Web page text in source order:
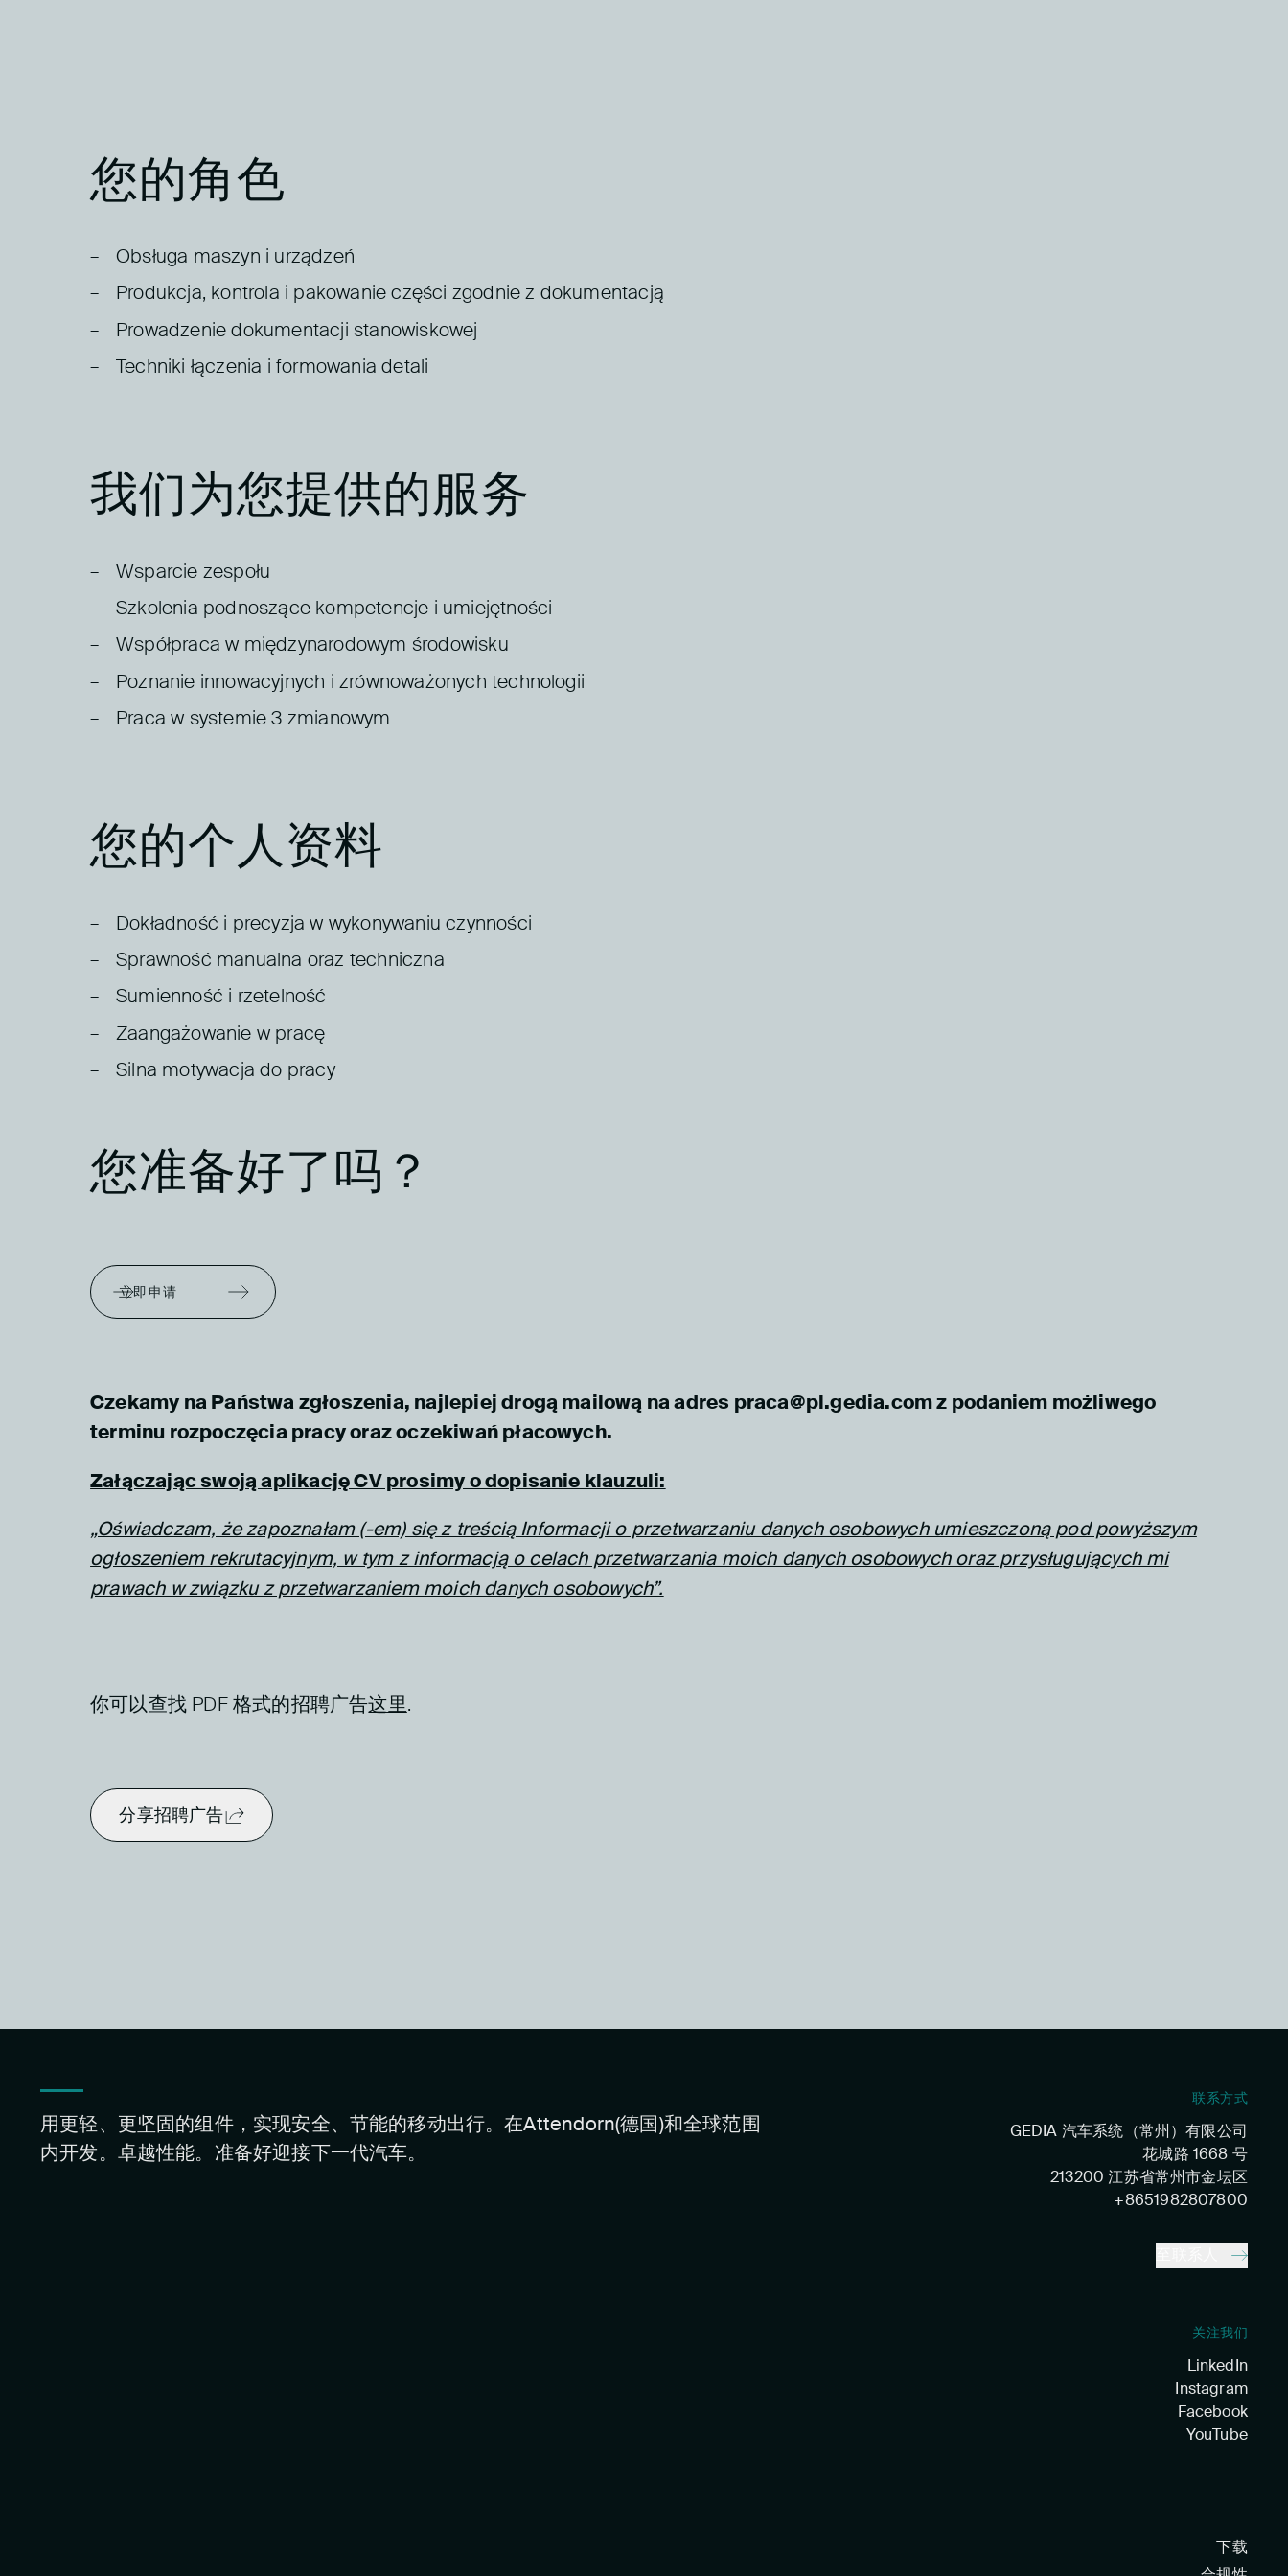
您的角色
Obsługa maszyn i urządzeń
Produkcja, kontrola i pakowanie części zgodnie z dokumentacją
Prowadzenie dokumentacji stanowiskowej
Techniki łączenia i formowania detali
我们为您提供的服务
Wsparcie zespołu
Szkolenia podnoszące kompetencje i umiejętności
Współpraca w międzynarodowym środowisku
Poznanie innowacyjnych i zrównoważonych technologii
Praca w systemie 3 zmianowym
您的个人资料
Dokładność i precyzja w wykonywaniu czynności
Sprawność manualna oraz techniczna
Sumienność i rzetelność
Zaangażowanie w pracę
Silna motywacja do pracy
您准备好了吗？
立即申请
Czekamy na Państwa zgłoszenia, najlepiej drogą mailową na adres praca@pl.gedia.com z podaniem możliwego
terminu rozpoczęcia pracy oraz oczekiwań płacowych.
Załączając swoją aplikację CV prosimy o dopisanie klauzuli:
„Oświadczam, że zapoznałam (-em) się z treścią Informacji o przetwarzaniu danych osobowych umieszczoną pod powyższym
ogłoszeniem rekrutacyjnym, w tym z informacją o celach przetwarzania moich danych osobowych oraz przysługujących mi
prawach w związku z przetwarzaniem moich danych osobowych”.
你可以查找 PDF 格式的招聘广告这里.
分享招聘广告
用更轻、更坚固的组件，实现安全、节能的移动出行。在Attendorn(德国)和全球范围
内开发。卓越性能。准备好迎接下一代汽车。
联系方式
GEDIA 汽车系统（常州）有限公司
花城路 1668 号
213200 江苏省常州市金坛区
+8651982807800
关注我们
LinkedIn
Instagram
Facebook
YouTube
下载